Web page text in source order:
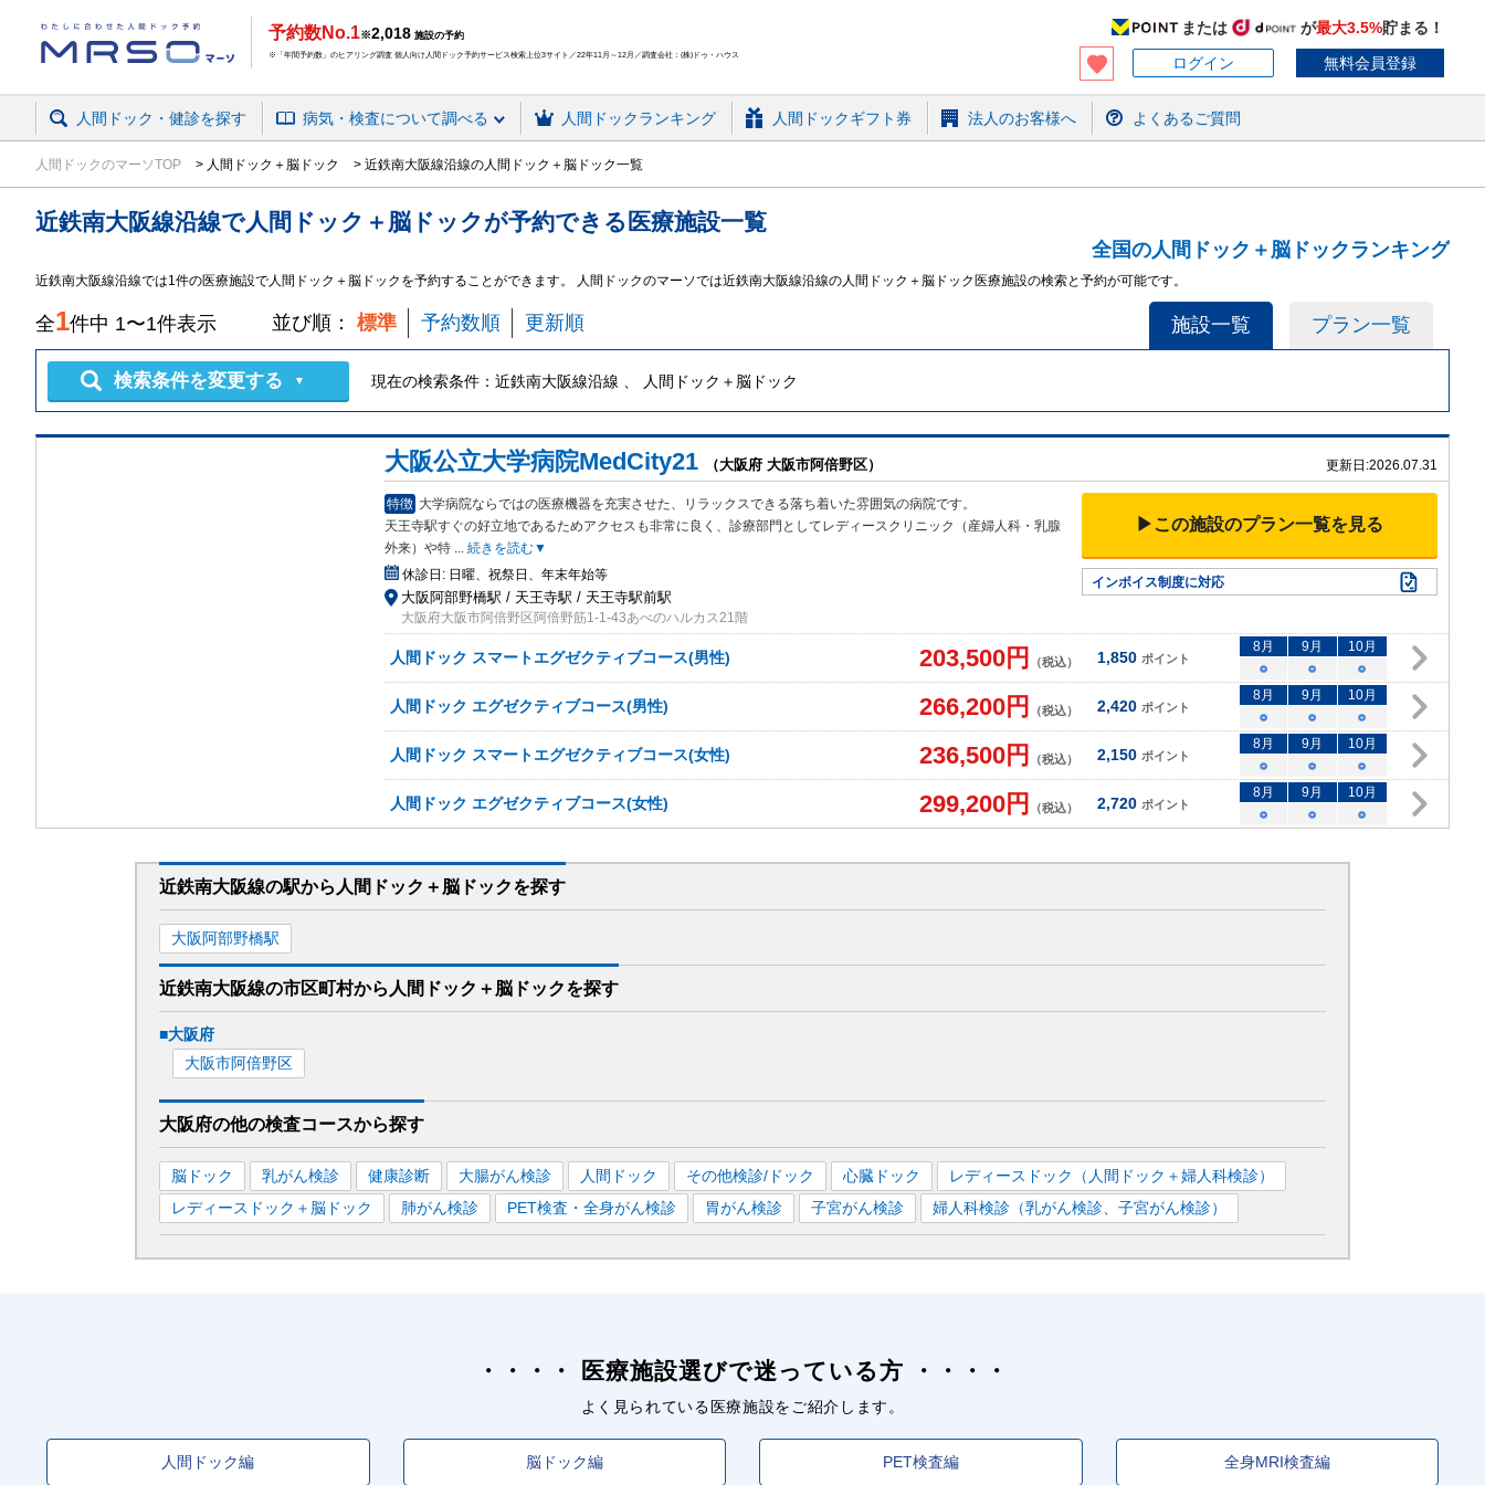
予約数No.1※2,018 施設の予約
※「年間予約数」のヒアリング調査 個人向け人間ドック予約サービス検索上位3サイト／22年11月～12月／調査会社：(株)ドゥ・ハウス
または が最大3.5%貯まる！
ログイン
無料会員登録
人間ドック・健診を探す 病気・検査について調べる 人間ドックランキング 人間ドックギフト券 法人のお客様へ よくあるご質問
人間ドックのマーソTOP 人間ドック＋脳ドック 近鉄南大阪線沿線の人間ドック＋脳ドック一覧
近鉄南大阪線沿線で人間ドック＋脳ドックが予約できる 医療施設一覧
全国の人間ドック＋脳ドックランキング
近鉄南大阪線沿線では1件の医療施設で人間ドック＋脳ドックを予約することができます。 人間ドックのマーソでは近鉄南大阪線沿線の人間ドック＋脳ドック医療施設の検索と予約が可能です。
施設一覧 プラン一覧
全1件中 1〜1件表示 並び順： 標準 予約数順 更新順
検索条件を変更する ▼ 現在の検索条件： 近鉄南大阪線沿線 、 人間ドック＋脳ドック
大阪公立大学病院MedCity21 （大阪府 大阪市阿倍野区） 更新日:2026.07.31
特徴 大学病院ならではの医療機器を充実させた、リラックスできる落ち着いた雰囲気の病院です。
天王寺駅すぐの好立地であるためアクセスも非常に良く、診療部門としてレディースクリニック（産婦人科・乳腺
外来）や特 ... 続きを読む▼
休診日: 日曜、祝祭日、年末年始等
大阪阿部野橋駅 / 天王寺駅 / 天王寺駅前駅
大阪府大阪市阿倍野区阿倍野筋1-1-43あべのハルカス21階
▶この施設のプラン一覧を見る
インボイス制度に対応
人間ドック スマートエグゼクティブコース(男性) 203,500円 （税込） 1,850 ポイント
8月 9月 10月
○
○ ○
人間ドック エグゼクティブコース(男性) 266,200円 （税込） 2,420 ポイント
8月 9月 10月
○
○ ○
人間ドック スマートエグゼクティブコース(女性) 236,500円 （税込） 2,150 ポイント
8月 9月 10月
○
○ ○
人間ドック エグゼクティブコース(女性) 299,200円 （税込） 2,720 ポイント
8月 9月 10月
○
○ ○
近鉄南大阪線の駅から 人間ドック＋脳ドックを探す
大阪阿部野橋駅
近鉄南大阪線の市区町村から 人間ドック＋脳ドックを探す
■大阪府
大阪市阿倍野区
大阪府の他の検査コースから探す
脳ドック 乳がん検診 健康診断 大腸がん検診 人間ドック その他検診/ドック 心臓ドック
レディースドック（人間ドック＋婦人科検診）
レディースドック＋脳ドック
肺がん検診 PET検査・全身がん検診 胃がん検診 子宮がん検診 婦人科検診（乳がん検診、子宮がん検診）
医療施設選びで迷っている方
よく見られている医療施設をご紹介します。
人間ドック編 脳ドック編 PET検査編 全身MRI検査編